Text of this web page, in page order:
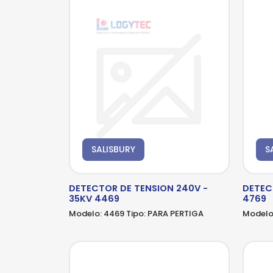
SALISBURY
DETECTOR DE TENSION 240V -
35KV 4469
Modelo: 4469Tipo: PARA PERTIGA
4769